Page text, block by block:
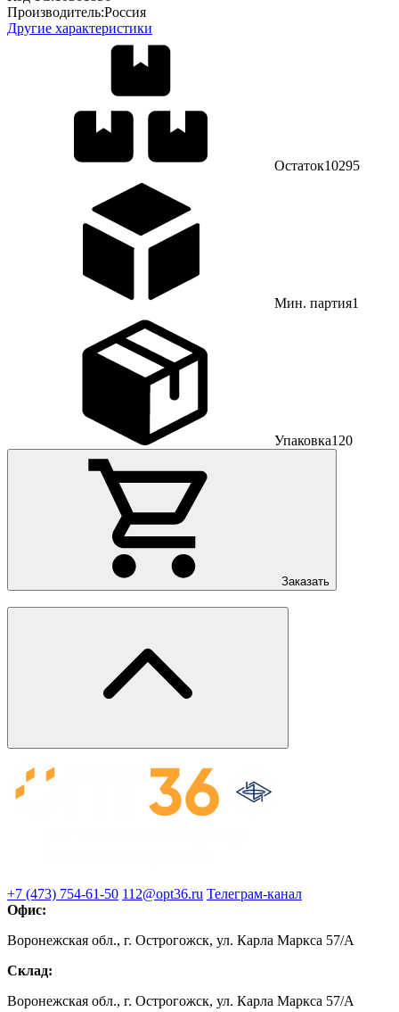
Производитель:Россия
Другие характеристики
Остаток10295
Мин. партия1
Упаковка120
Заказать
+7 (473) 754-61-50 112@opt36.ru Телеграм-канал
Офис:
Воронежская обл., г. Острогожск, ул. Карла Маркса 57/А
Склад:
Воронежская обл., г. Острогожск, ул. Карла Маркса 57/А